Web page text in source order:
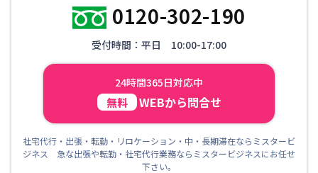
0120-302-190
受付時間：平日 10:00-17:00
24時間365日対応中
無料 WEBから問合せ
社宅代行・出張・転勤・リロケーション・中・長期滞在ならミスタービ
ジネス 急な出張や転勤・社宅代行業務ならミスタービジネスにお任せ
下さい。